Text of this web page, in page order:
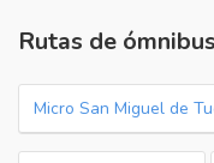
Rutas de
Micro San Miguel de